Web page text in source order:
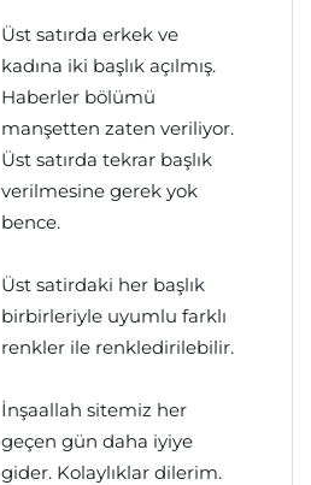
Üst satırda erkek ve
kadına iki başlık açılmış.
Haberler bölümü
manşetten zaten veriliyor.
Üst satırda tekrar başlık
verilmesine gerek yok
bence.
Üst satirdaki her başlık
birbirleriyle uyumlu farklı
renkler ile renkledirilebilir.
İnşaallah sitemiz her
geçen gün daha iyiye
gider. Kolaylıklar dilerim.